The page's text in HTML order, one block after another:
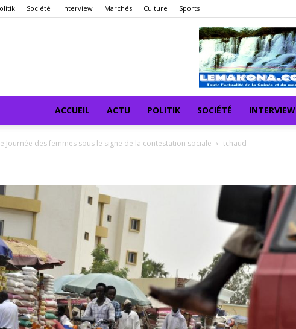
Société Interview Marchés Culture Sports
ACCUEIL ACTU POLITIK SOCIÉTÉ INTERVIEW
Journée des femmes sous le signe de la contestation sociale tchaud